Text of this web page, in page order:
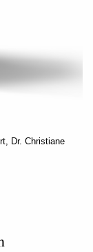
Dr. Christiane